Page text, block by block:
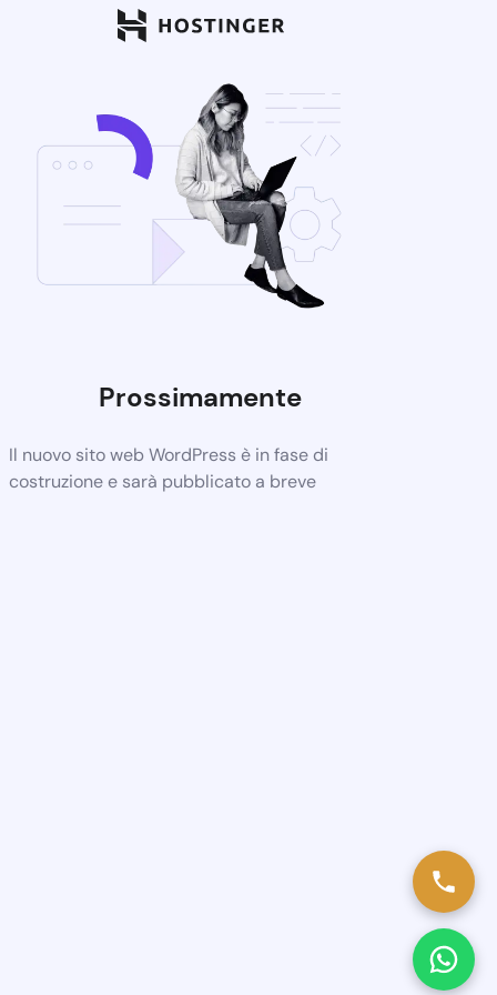
Prossimamente
Il nuovo sito web WordPress è in fase di
costruzione e sarà pubblicato a breve